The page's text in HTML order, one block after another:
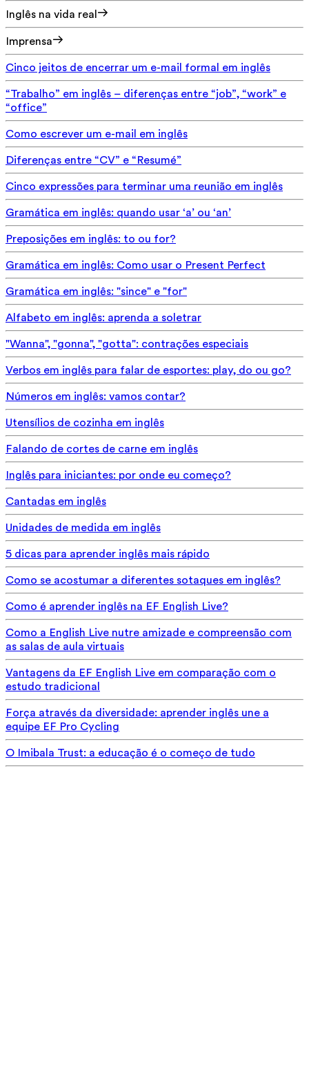
Inglês na vida real
Imprensa
Cinco jeitos de encerrar um e-mail formal em inglês
“Trabalho” em inglês – diferenças entre “job”, “work” e
“office”
Como escrever um e-mail em inglês
Diferenças entre “CV” e “Resumé”
Cinco expressões para terminar uma reunião em inglês
Gramática em inglês: quando usar ‘a’ ou ‘an’
Preposições em inglês: to ou for?
Gramática em inglês: Como usar o Present Perfect
Gramática em inglês: "since" e "for"
Alfabeto em inglês: aprenda a soletrar
"Wanna", "gonna", "gotta": contrações especiais
Verbos em inglês para falar de esportes: play, do ou go?
Números em inglês: vamos contar?
Utensílios de cozinha em inglês
Falando de cortes de carne em inglês
Inglês para iniciantes: por onde eu começo?
Cantadas em inglês
Unidades de medida em inglês
5 dicas para aprender inglês mais rápido
Como se acostumar a diferentes sotaques em inglês?
Como é aprender inglês na EF English Live?
Como a English Live nutre amizade e compreensão com
as salas de aula virtuais
Vantagens da EF English Live em comparação com o
estudo tradicional
Força através da diversidade: aprender inglês une a
equipe EF Pro Cycling
O Imibala Trust: a educação é o começo de tudo